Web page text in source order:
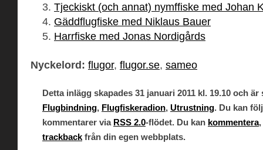
Tjeckiskt (och annat) nymffiske med Johan
Gäddflugfiske med Niklaus Bauer
Harrfiske med Jonas Nordigårds
Nyckelord: flugor, flugor.se, sameo
Detta inlägg skapades 31 januari 2011 kl. 19.10 och
Flugbindning, Flugfiskeradion, Utrustning. Du kan
kommentarer via RSS 2.0-flödet. Du kan kommentera
trackback från din egen webbplats.